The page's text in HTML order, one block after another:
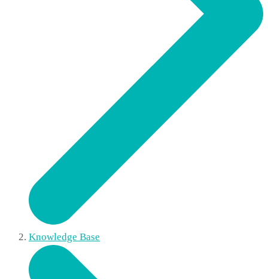
Knowledge Base